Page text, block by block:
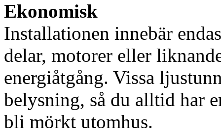
Ekonomisk
Installationen innebär
delar, motorer eller
energiåtgång. Vissa
belysning, så du alltid har
bli mörkt utomhus.